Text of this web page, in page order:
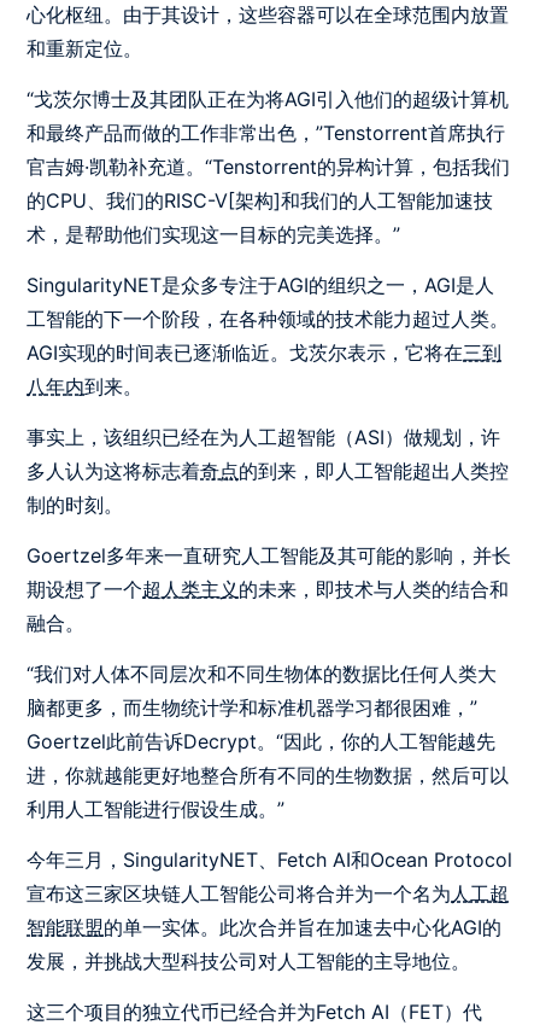
心化枢纽。由于其设计，这些容器可以在全球范围内放置
和重新定位。
“戈茨尔博士及其团队正在为将AGI引入他们的超级计算机
和最终产品而做的工作非常出色，”Tenstorrent首席执行
官吉姆·凯勒补充道。“Tenstorrent的异构计算，包括我们
的CPU、我们的RISC-V[架构]和我们的人工智能加速技
术，是帮助他们实现这一目标的完美选择。”
SingularityNET是众多专注于AGI的组织之一，AGI是人
工智能的下一个阶段，在各种领域的技术能力超过人类。
AGI实现的时间表已逐渐临近。戈茨尔表示，它将在三到
八年内到来。
事实上，该组织已经在为人工超智能（ASI）做规划，许
多人认为这将标志着奇点的到来，即人工智能超出人类控
制的时刻。
Goertzel多年来一直研究人工智能及其可能的影响，并长
期设想了一个超人类主义 的未来，即技术与人类的结合和
融合。
“我们对人体不同层次和不同生物体的数据比任何人类大
脑都更多，而生物统计学和标准机器学习都很困难，”
Goertzel此前告诉Decrypt。“因此，你的人工智能越先
进，你就越能更好地整合所有不同的生物数据，然后可以
利用人工智能进行假设生成。”
今年三月，SingularityNET、Fetch AI和Ocean Protocol
宣布这三家区块链人工智能公司将合并为一个名为人工超
智能联盟的单一实体。此次合并旨在加速去中心化AGI的
发展，并挑战大型科技公司对人工智能的主导地位。
这三个项目的独立代币已经合并为Fetch AI（FET）代